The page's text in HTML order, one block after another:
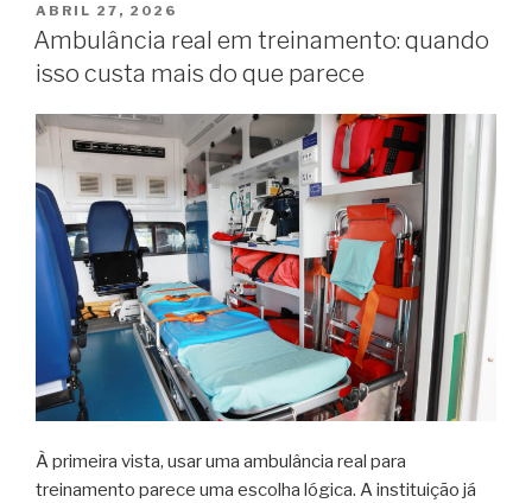
ABRIL 27, 2026
Ambulância real em treinamento: quando
isso custa mais do que parece
À primeira vista, usar uma ambulância real para
treinamento parece uma escolha lógica. A instituição já